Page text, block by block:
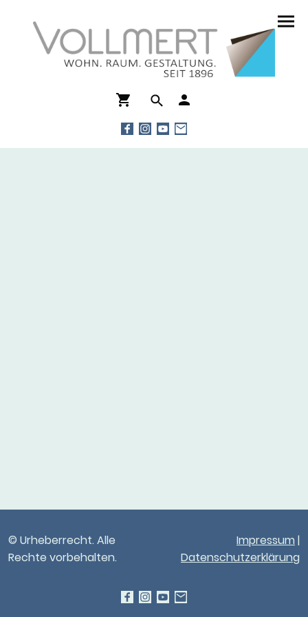
© Urheberrecht. Alle
Rechte vorbehalten.
Impressum |
Datenschutzerklärung